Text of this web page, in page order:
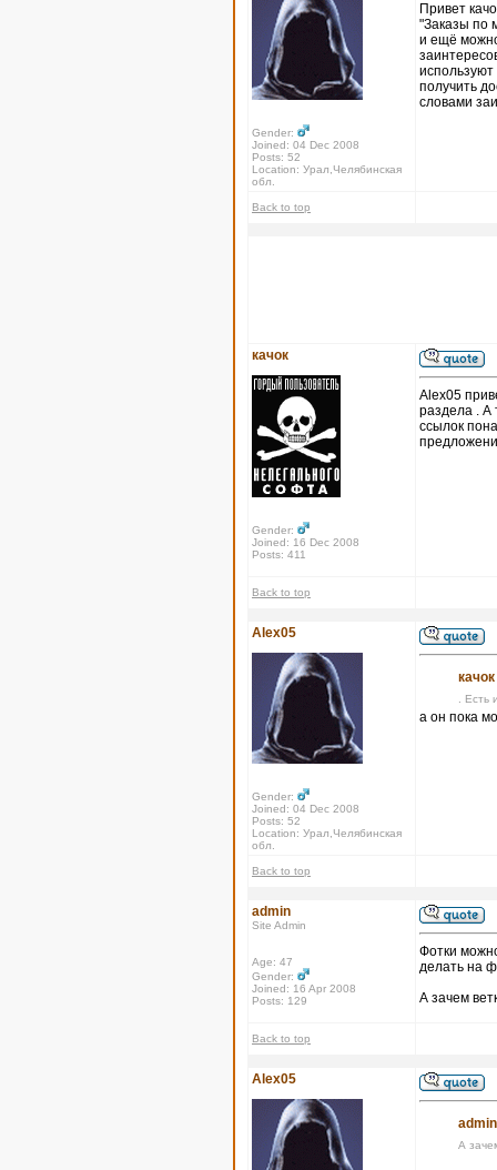
Gender:
Joined: 04 Dec 2008
Posts: 52
Location: Урал,Челябинская
обл.
Привет
"Заказы по
и ещё
получить
словами
Back to top
качок
Gender:
Joined: 16 Dec 2008
Posts: 411
Alex05
раздела . А
ссылок
Back to top
Alex05
Gender:
Joined: 04 Dec 2008
Posts: 52
Location: Урал,Челябинская
обл.
.
а он пока
Back to top
admin
Site Admin
Age: 47
Gender:
Joined: 16 Apr 2008
Posts: 129
Фотки
делать на
А зачем
Back to top
Alex05
А